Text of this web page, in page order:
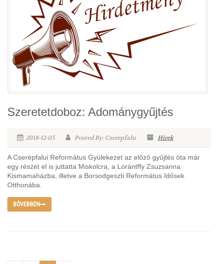
Szeretetdoboz: Adománygyűjtés
2018-12-05 Posted By: Cserepfalu Hírek
A Cserépfalui Református Gyülekezet az előző gyűjtés óta már
egy részét el is juttatta Miskolcra, a Lorántffy Zsuzsanna
Kismamaházba, illetve a Borsodgeszti Református Idősek
Otthonába.
BŐVEBBEN